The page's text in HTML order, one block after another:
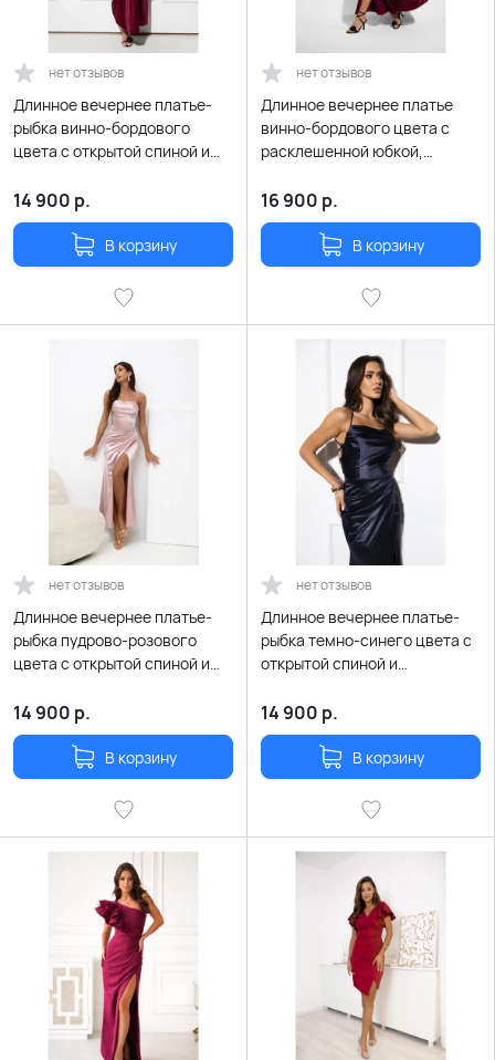
нет отзывов
Длинное вечернее платье-
рыбка винно-бордового
цвета с открытой спиной и
14 900 р.
В корзину
нет отзывов
Длинное вечернее платье
винно-бордового цвета с
расклешенной юбкой,
шнуровкой
16 900 р.
В корзину
нет отзывов
Длинное вечернее платье-
рыбка пудрово-розового
цвета с открытой спиной и
14 900 р.
В корзину
нет отзывов
Длинное вечернее платье-
рыбка темно-синего цвета с
открытой спиной и
14 900 р.
В корзину